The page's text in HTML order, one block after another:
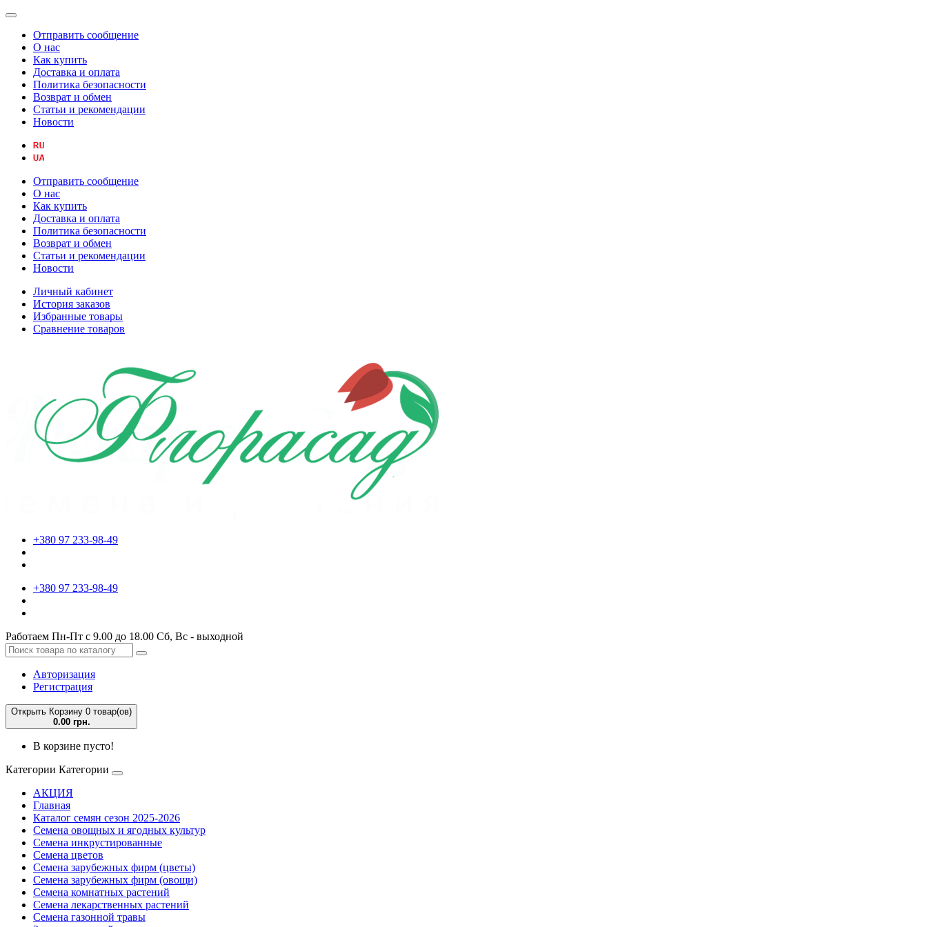
Отправить сообщение
О нас
Как купить
Доставка и оплата
Политика безопасности
Возврат и обмен
Статьи и рекомендации
Новости
Отправить сообщение
О нас
Как купить
Доставка и оплата
Политика безопасности
Возврат и обмен
Статьи и рекомендации
Новости
Личный кабинет
История заказов
Избранные товары
Сравнение товаров
+380 97 233-98-49
+380 97 233-98-49
Работаем Пн-Пт с 9.00 до 18.00 Сб, Вс - выходной
Авторизация
Регистрация
Открыть Корзину 0 товар(ов)
0.00 грн.
В корзине пусто!
Категории Категории
АКЦИЯ
Главная
Каталог семян сезон 2025-2026
Семена овощных и ягодных культур
Семена инкрустированные
Семена цветов
Семена зарубежных фирм (цветы)
Семена зарубежных фирм (овощи)
Семена комнатных растений
Семена лекарственных растений
Семена газонной травы